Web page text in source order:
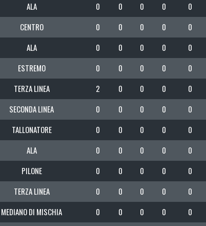
ALA 0 0 0 0 0
CENTRO 0 0 0 0 0
ALA 0 0 0 0 0
ESTREMO 0 0 0 0 0
TERZA LINEA 2 0 0 0 0
SECONDA LINEA 0 0 0 0 0
TALLONATORE 0 0 0 0 0
ALA 0 0 0 0 0
PILONE 0 0 0 0 0
TERZA LINEA 0 0 0 0 0
MEDIANO DI MISCHIA 0 0 0 0 0